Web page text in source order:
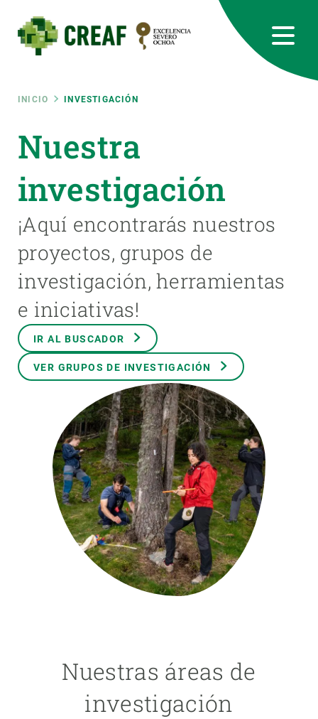
contenido
principal
Ruta
de
navegación
INICIO INVESTIGACIÓN
Nuestra
investigación
¡Aquí encontrarás nuestros
proyectos, grupos de
investigación, herramientas
e iniciativas!
IR AL BUSCADOR
VER GRUPOS DE INVESTIGACIÓN
Nuestras áreas de
investigación
RRSS
Featured
responsive
INTRANET
Responsive
menu
SOBRE NOSOTROS
INVESTIGACIÓN
CIENCIA EN ACCIÓN
ÚNETE A NOSOTROS
PARTICIPA
NOTICIAS Y AGENDA